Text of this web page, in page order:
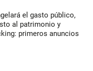
el gasto público,
al patrimonio y
primeros anuncios